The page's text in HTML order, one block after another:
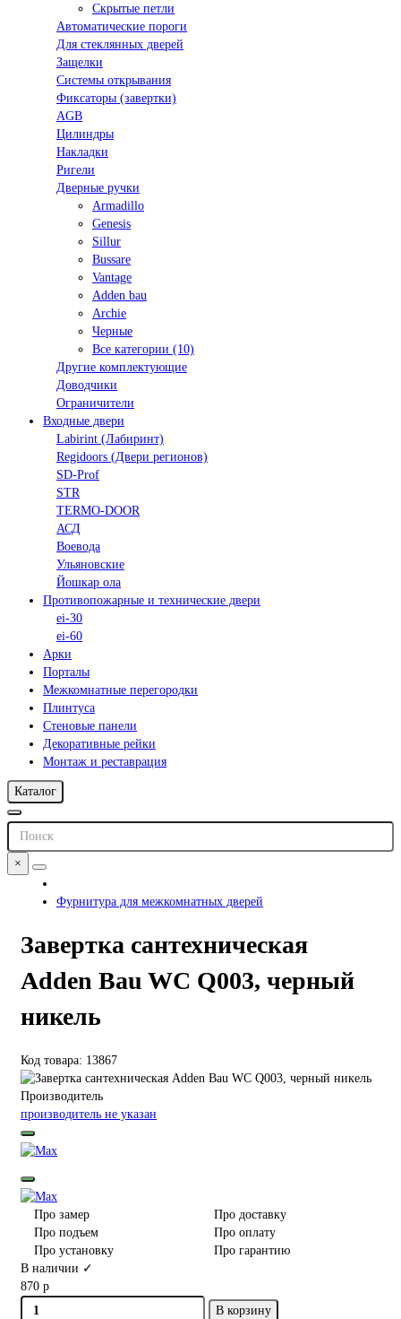
Скрытые петли
Автоматические пороги
Для стеклянных дверей
Защелки
Системы открывания
Фиксаторы (завертки)
AGB
Цилиндры
Накладки
Ригели
Дверные ручки
Armadillo
Genesis
Sillur
Bussare
Vantage
Adden bau
Archie
Черные
Все категории (10)
Другие комплектующие
Доводчики
Ограничители
Входные двери
Labirint (Лабиринт)
Regidoors (Двери регионов)
SD-Prof
STR
TERMO-DOOR
АСД
Воевода
Ульяновские
Йошкар ола
Противопожарные и технические двери
ei-30
ei-60
Арки
Порталы
Межкомнатные перегородки
Плинтуса
Стеновые панели
Декоративные рейки
Монтаж и реставрация
Каталог
×
Фурнитура для межкомнатных дверей
Завертка сантехническая
Adden Bau WC Q003, черный
никель
Код товара: 13867
Производитель
производитель не указан
Про замер
Про доставку
Про подъем
Про оплату
Про установку
Про гарантию
В наличии ✓
870 р
В корзину